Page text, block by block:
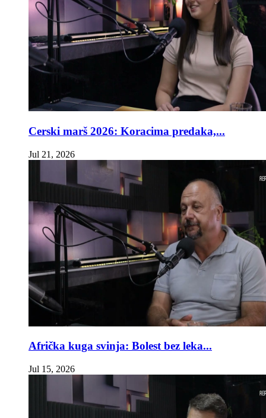
Cerski marš 2026: Koracima predaka,...
Jul 21, 2026
Afrička kuga svinja: Bolest bez leka...
Jul 15, 2026